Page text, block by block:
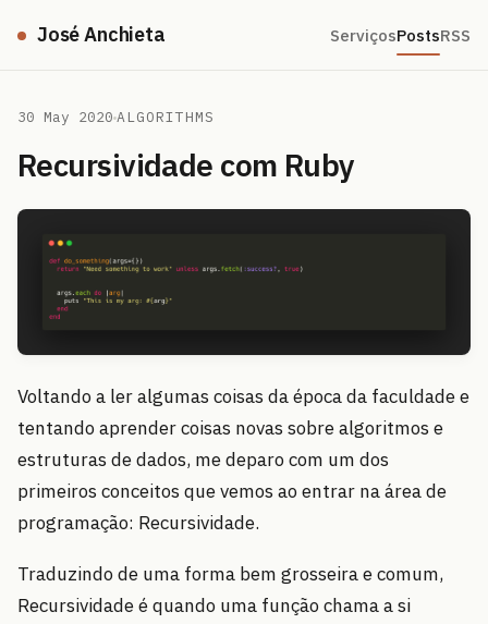
José Anchieta ServiçosPostsRSS
30 May 2020 ALGORITHMS
Recursividade com Ruby
Voltando a ler algumas coisas da época da faculdade e
tentando aprender coisas novas sobre algoritmos e
estruturas de dados, me deparo com um dos
primeiros conceitos que vemos ao entrar na área de
programação: Recursividade.
Traduzindo de uma forma bem grosseira e comum,
Recursividade é quando uma função chama a si